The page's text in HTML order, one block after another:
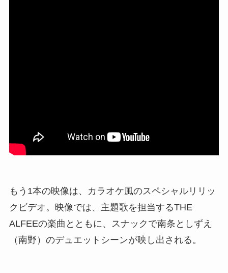
もう1本の映像は、カラオケ風のスペシャルリリッ
クビデオ。映像では、主題歌を担当するTHE
ALFEEの楽曲とともに、スナックで南条としずえ
（南野）のデュエットシーンが映し出される。